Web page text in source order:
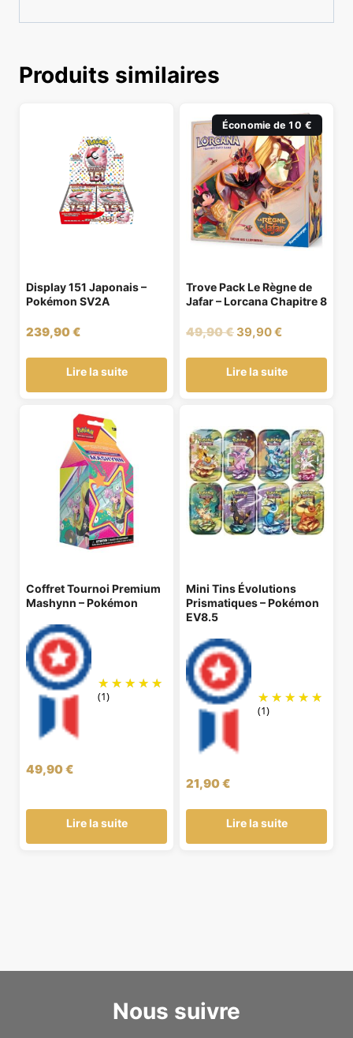
Produits similaires
Display 151 Japonais –
Pokémon SV2A
239,90€
Lire la suite
Économie de 10 €
Trove Pack Le Règne de
Jafar – Lorcana Chapitre 8
49,90€ Le
initial
39,90€Le
actuel
Lire la suite
Coffret Tournoi Premium
Mashynn – Pokémon
(1)
49,90€
Lire la suite
Mini Tins Évolutions
Prismatiques – Pokémon
EV8.5
(1)
21,90€
Lire la suite
Nous suivre